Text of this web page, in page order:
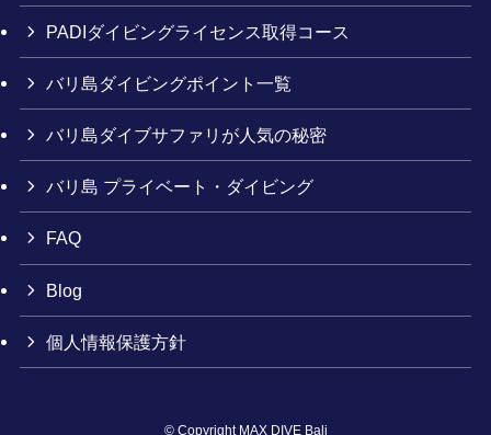
PADIダイビングライセンス取得コース
バリ島ダイビングポイント一覧
バリ島ダイブサファリが人気の秘密
バリ島 プライベート・ダイビング
FAQ
Blog
個人情報保護方針
©Copyright MAX DIVE Bali